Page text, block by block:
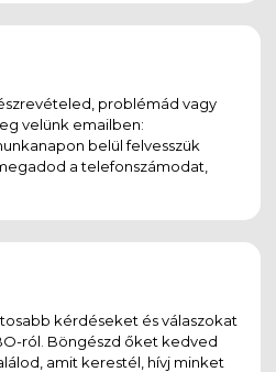
problémád vagy
velünk emailben:
belül felvesszük
a telefonszámodat,
kérdéseket és válaszokat
ról. Böngészd őket kedved
amit kerestél, hívj minket